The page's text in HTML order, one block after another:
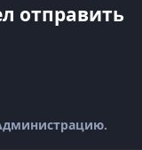
отправить